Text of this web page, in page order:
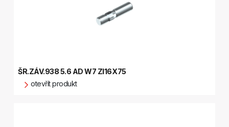
ŠR.ZÁV.938 5.6 AD W7 ZI16X75
otevřít produkt